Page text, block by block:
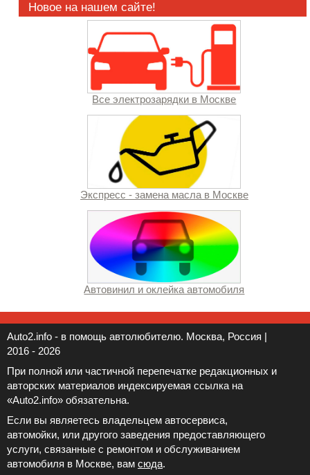
Новое на нашем сайте!
Все электрозарядки в Москве
Экспресс - замена масла в Москве
Автовинил и оклейка автомобиля
Auto2.info - в помощь автолюбителю. Москва, Россия |
2016 - 2026
При полной или частичной перепечатке редакционных и
авторских материалов индексируемая ссылка на
«Auto2.info» обязательна.
Если вы являетесь владельцем автосервиса,
автомойки, или другого заведения предоставляющего
услуги, связанные с ремонтом и обслуживанием
автомобиля в Москве, вам сюда.